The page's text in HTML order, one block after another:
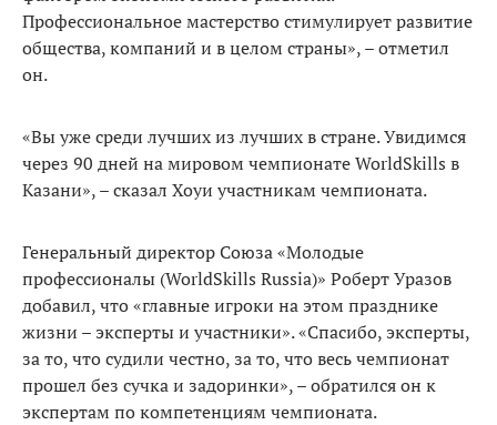
Профессиональное мастерство стимулирует развитие
общества, компаний и в целом страны», – отметил
он.
«Вы уже среди лучших из лучших в стране. Увидимся
через 90 дней на мировом чемпионате WorldSkills в
Казани», – сказал Хоуи участникам чемпионата.
Генеральный директор Союза «Молодые
профессионалы (WorldSkills Russia)» Роберт Уразов
добавил, что «главные игроки на этом празднике
жизни – эксперты и участники». «Спасибо, эксперты,
за то, что судили честно, за то, что весь чемпионат
прошел без сучка и задоринки», – обратился он к
экспертам по компетенциям чемпионата.